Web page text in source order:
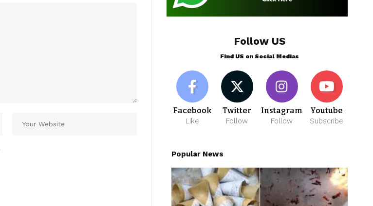
Follow US
Find US on Social Medias
Facebook
Like
Twitter
Follow
Instagram
Follow
Youtube
Subscribe
Popular News